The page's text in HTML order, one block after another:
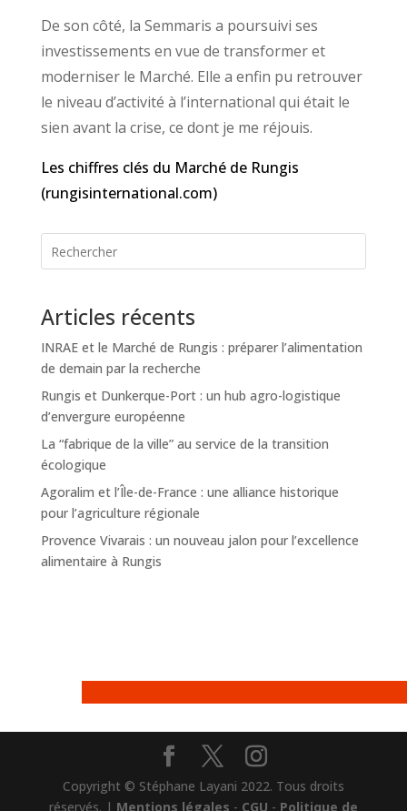
De son côté, la Semmaris a poursuivi ses
investissements en vue de transformer et
moderniser le Marché. Elle a enfin pu retrouver
le niveau d’activité à l’international qui était le
sien avant la crise, ce dont je me réjouis.
Les chiffres clés du Marché de Rungis
(rungisinternational.com)
Articles récents
INRAE et le Marché de Rungis : préparer l’alimentation
de demain par la recherche
Rungis et Dunkerque-Port : un hub agro-logistique
d’envergure européenne
La “fabrique de la ville” au service de la transition
écologique
Agoralim et l’Île-de-France : une alliance historique
pour l’agriculture régionale
Provence Vivarais : un nouveau jalon pour l’excellence
alimentaire à Rungis
Copyright © Stéphane Layani 2022. Tous droits
réservés. | Mentions légales - CGU - Politique de